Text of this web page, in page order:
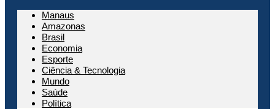
Manaus
Amazonas
Brasil
Economia
Esporte
Ciência & Tecnologia
Mundo
Saúde
Política